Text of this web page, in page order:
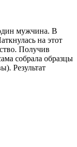
мужчина. В
на этот
Получив
собрала образцы
Результат